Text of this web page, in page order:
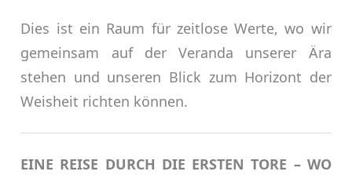
Dies ist ein Raum für zeitlose Werte, wo wir
gemeinsam auf der Veranda unserer Ära
stehen und unseren Blick zum Horizont der
Weisheit richten können.
EINE REISE DURCH DIE ERSTEN TORE – WO